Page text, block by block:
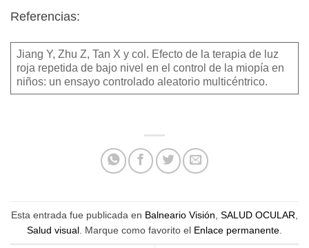
Referencias:
Jiang Y, Zhu Z, Tan X y col. Efecto de la terapia de luz
roja repetida de bajo nivel en el control de la miopía en
niños: un ensayo controlado aleatorio multicéntrico.
Esta entrada fue publicada en Balneario Visión SALUD OCULAR
Salud visual . Marque como favorito el Enlace permanente